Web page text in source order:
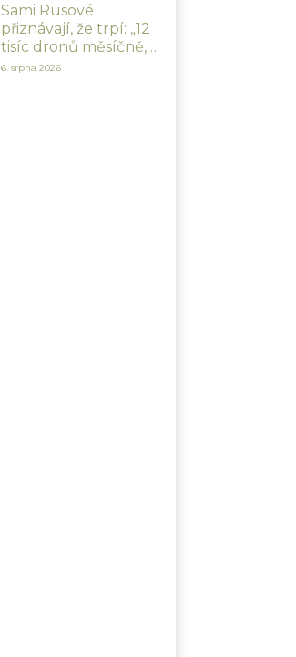
Sami Rusové
přiznávají, že trpí: „12
tisíc dronů měsíčně,
Ukrajinci nás drtí v
6. srpna 2026